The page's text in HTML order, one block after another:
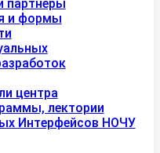
партнеры
и формы
центра
лектории
Интерфейсов НОЧУ